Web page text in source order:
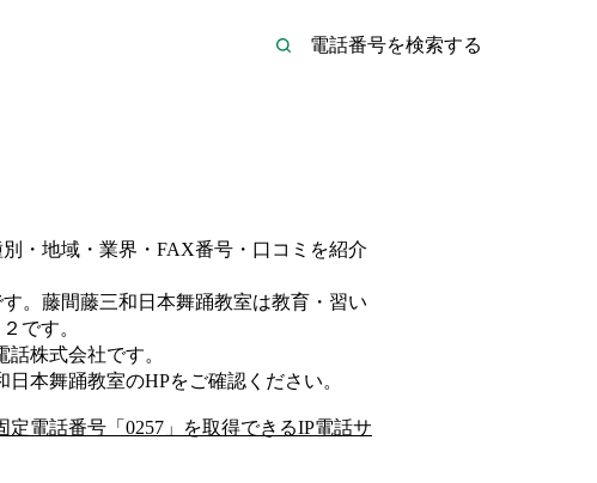
・地域・業界・FAX番号・口コミを紹介
。 藤間藤三和日本舞踊教室は教育・習い
です。
話株式会社です。
日本舞踊教室のHPをご確認ください。
定電話番号「 0257 」を取得できるIP電話サ